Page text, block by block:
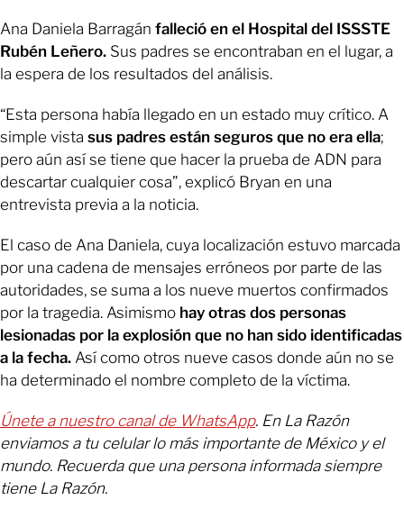
Ana Daniela Barragán falleció en el Hospital del ISSSTE
Rubén Leñero. Sus padres se encontraban en el lugar, a
la espera de los resultados del análisis.
“Esta persona había llegado en un estado muy crítico. A
simple vista sus padres están seguros que no era ella;
pero aún así se tiene que hacer la prueba de ADN para
descartar cualquier cosa”, explicó Bryan en una
entrevista previa a la noticia.
El caso de Ana Daniela, cuya localización estuvo marcada
por una cadena de mensajes erróneos por parte de las
autoridades, se suma a los nueve muertos confirmados
por la tragedia. Asimismo hay otras dos personas
lesionadas por la explosión que no han sido identificadas
a la fecha. Así como otros nueve casos donde aún no se
ha determinado el nombre completo de la víctima.
Únete a nuestro canal de WhatsApp. En La Razón
enviamos a tu celular lo más importante de México y el
mundo. Recuerda que una persona informada siempre
tiene La Razón.